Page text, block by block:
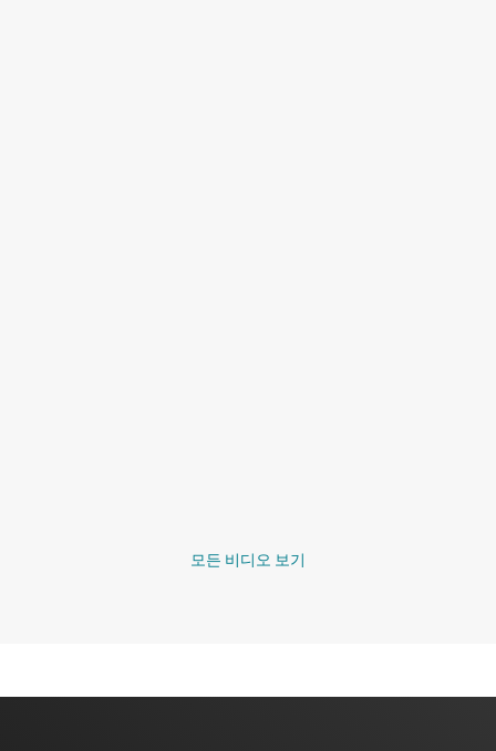
모든 비디오 보기